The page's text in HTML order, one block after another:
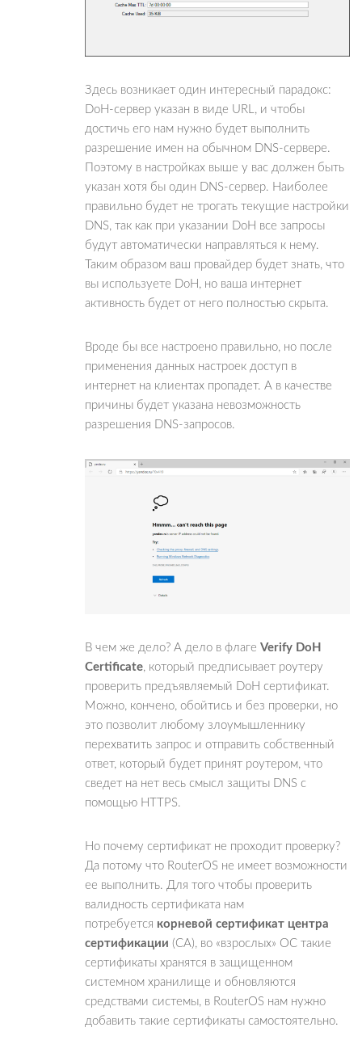
Здесь возникает один интересный парадокс:
DoH-сервер указан в виде URL, и чтобы
достичь его нам нужно будет выполнить
разрешение имен на обычном DNS-сервере.
Поэтому в настройках выше у вас должен быть
указан хотя бы один DNS-сервер. Наиболее
правильно будет не трогать текущие настройки
DNS, так как при указании DoH все запросы
будут автоматически направляться к нему.
Таким образом ваш провайдер будет знать, что
вы используете DoH, но ваша интернет
активность будет от него полностью скрыта.
Вроде бы все настроено правильно, но после
применения данных настроек доступ в
интернет на клиентах пропадет. А в качестве
причины будет указана невозможность
разрешения DNS-запросов.
В чем же дело? А дело в флаге Verify DoH
Certificate, который предписывает роутеру
проверить предъявляемый DoH сертификат.
Можно, кончено, обойтись и без проверки, но
это позволит любому злоумышленнику
перехватить запрос и отправить собственный
ответ, который будет принят роутером, что
сведет на нет весь смысл защиты DNS с
помощью HTTPS.
Но почему сертификат не проходит проверку?
Да потому что RouterOS не имеет возможности
ее выполнить. Для того чтобы проверить
валидность сертификата нам
потребуется корневой сертификат центра
сертификации (CA), во «взрослых» ОС такие
сертификаты хранятся в защищенном
системном хранилище и обновляются
средствами системы, в RouterOS нам нужно
добавить такие сертификаты самостоятельно.